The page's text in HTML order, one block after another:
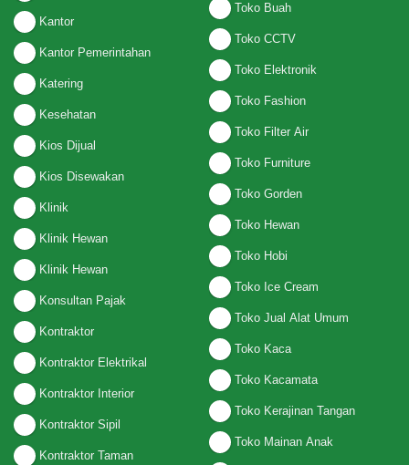
Kantor
Kantor Pemerintahan
Katering
Kesehatan
Kios Dijual
Kios Disewakan
Klinik
Klinik Hewan
Klinik Hewan
Konsultan Pajak
Kontraktor
Kontraktor Elektrikal
Kontraktor Interior
Kontraktor Sipil
Kontraktor Taman
Toko Buah
Toko CCTV
Toko Elektronik
Toko Fashion
Toko Filter Air
Toko Furniture
Toko Gorden
Toko Hewan
Toko Hobi
Toko Ice Cream
Toko Jual Alat Umum
Toko Kaca
Toko Kacamata
Toko Kerajinan Tangan
Toko Mainan Anak